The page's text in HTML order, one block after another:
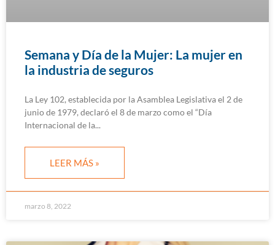
Semana y Día de la Mujer: La mujer en
la industria de seguros
La Ley 102, establecida por la Asamblea Legislativa el 2 de
junio de 1979, declaró el 8 de marzo como el “Día
Internacional de la
LEER MÁS »
marzo 8, 2022